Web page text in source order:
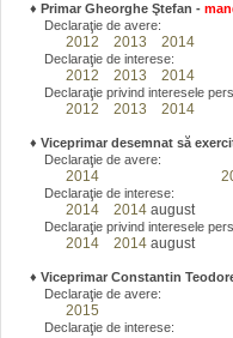
♦ Primar Gheorghe Ştefan -
Declaraţie de avere:
2012 2013 2014
Declaraţie de interese:
2012 2013 2014
Declaraţie privind interesele
2012 2013 2014
♦ Viceprimar desemnat să
Declaraţie de avere:
2014
Declaraţie de interese:
2014 2014 august
Declaraţie privind interesele
2014 2014 august
♦ Viceprimar Constantin
Declaraţie de avere:
2015
Declaraţie de interese: